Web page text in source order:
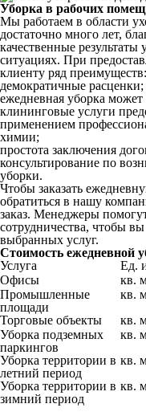
Уборка в рабочих
Мы работаем в области
достаточно много лет,
качественные
ситуациях. При
клиенту ряд преимуществ:
демократичные расценки;
ежедневная уборка
клининговые услуги
применением
химии;
простота заключения
консультирование по
уборки.
Чтобы заказать
обратиться в нашу
заказ. Менеджеры
сотрудничества, чтобы
выбранных услуг.
Стоимость ежедневной
Услуга
Ед.
Офисы
кв.
Промышленные
площади
кв.
Торговые объекты
кв.
Уборка подземных
паркингов
кв.
Уборка территории в
летний период
кв.
Уборка территории в
зимний период
кв.